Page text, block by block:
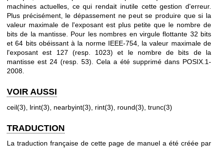
machines actuelles, ce qui rendait inutile cette gestion d'erreur.
Plus précisément, le dépassement ne peut se produire que si la
valeur maximale de l'exposant est plus petite que le nombre de
bits de la mantisse. Pour les nombres en virgule flottante 32 bits
et 64 bits obéissant à la norme IEEE-754, la valeur maximale de
l'exposant est 127 (resp. 1023) et le nombre de bits de la
mantisse est 24 (resp. 53). Cela a été supprimé dans POSIX.1-
2008.
VOIR AUSSI
ceil(3) lrint(3) nearbyint(3) rint(3) round(3) trunc(3)
TRADUCTION
La traduction française de cette page de manuel a été créée par